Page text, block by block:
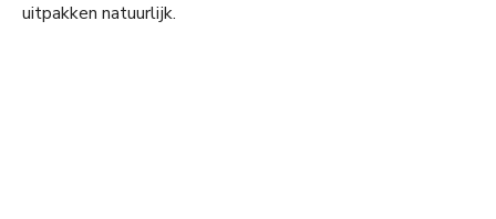
uitpakken natuurlijk.